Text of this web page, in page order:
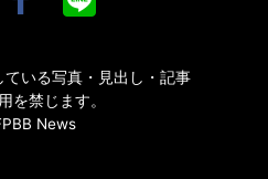
いる写真・見出し・記事
を禁じます。
News